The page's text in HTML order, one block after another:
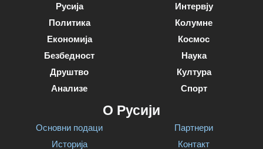
Русија
Политика
Економија
Безбедност
Друштво
Анализе
Интервју
Колумне
Космос
Наука
Култура
Спорт
О Русији
Основни подаци
Историја
Партнери
Контакт